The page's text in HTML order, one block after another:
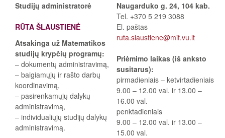
Studijų administratorė
RŪTA ŠLAUSTIENĖ
Atsakinga už Matematikos
studijų krypčių programų:
– dokumentų administravimą,
– baigiamųjų ir rašto darbų
koordinavimą,
– pasirenkamųjų dalykų
administravimą,
– individualiųjų studijų dalykų
administravimą.
Naugarduko g. 24, 104 kab.
Tel. +370 5 219 3088
El. paštas
ruta.slaustiene@mif.vu.lt
Priėmimo laikas (iš anksto
susitarus):
pirmadieniais – ketvirtadieniais
9.00 – 12.00 val. ir 13.00 –
16.00 val.
penktadieniais
9.00 – 12.00 val. ir 13.00 –
15.00 val.